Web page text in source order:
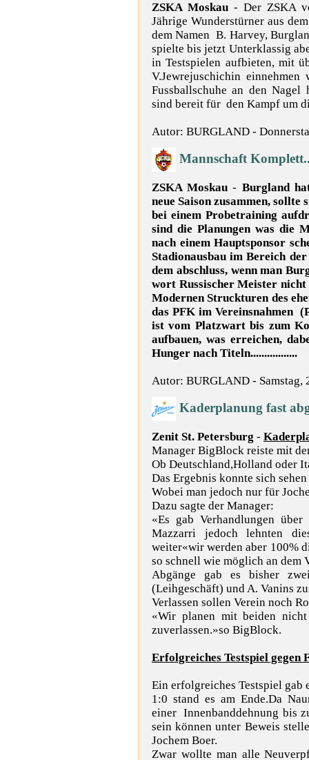
ZSKA Moskau- Der ZSKA
Jährige Wunderstürner aus
dem Namen B. Harvey,
spielte bis jetzt Unterklassig
in Testspielen aufbieten, mit
V.Jewrejuschichin
Fussballschuhe an den
sind bereit für den Kampf um
Autor: BURGLAND -
Mannschaft
ZSKA Moskau - Burgland
neue Saison zusammen,
bei einem Probetraining
sind die Planungen was die
nach einem Hauptsponsor
Stadionausbau im Bereich
dem abschluss, wenn man
wort Russischer Meister
Modernen Struckturen des
das PFK im Vereinsnahmen
ist vom Platzwart bis zum
aufbauen, was erreichen,
Hunger nach Titeln.................
Autor: BURGLAND - Samstag,
Kaderplanung fast
Zenit St. Petersburg -
Manager BigBlock reiste mit
Ob Deutschland,Holland oder
Das Ergebnis konnte sich
Wobei man jedoch nur für
Dazu sagte der Manager:
«Es gab Verhandlungen
Mazzarri jedoch lehnten
weiter«wir werden aber 100%
so schnell wie möglich an dem
Abgänge gab es bisher
(Leihgeschäft) undA. Vanins
Verlassen sollen Verein noch
«Wir planen mit beiden
zuverlassen.»so BigBlock.
Erfolgreiches Testspiel gegen
Ein erfolgreiches Testspiel gab
1:0 stand es am Ende.Da
einer Innenbanddehnung bis
sein können unter Beweis
Jochem Boer.
Zwar wollte man alle